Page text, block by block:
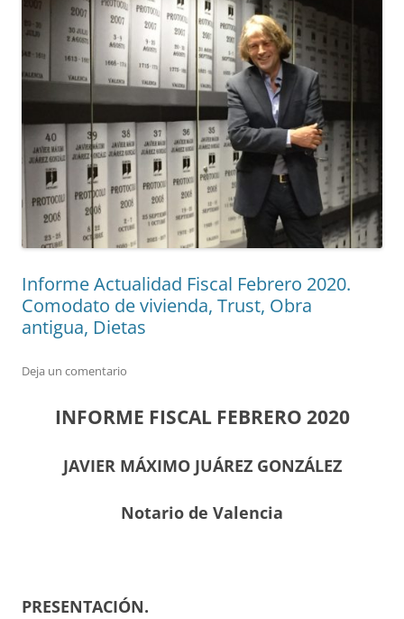
Informe Actualidad Fiscal Febrero 2020.
Comodato de vivienda, Trust, Obra
antigua, Dietas
Deja un comentario
INFORME FISCAL FEBRERO 2020
JAVIER MÁXIMO JUÁREZ GONZÁLEZ
Notario de Valencia
PRESENTACIÓN.